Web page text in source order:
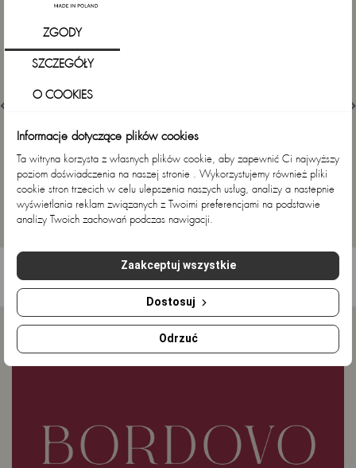
SUKIENKI SWETRY
MASZ PYTANIA DO ZAMÓWIENIA?
+48 607 256 545 HELLO@BORDOVO.PL
ZGODY
SZCZEGÓŁY
O COOKIES
Informacje dotyczące plików cookies
Ta witryna korzysta z własnych plików cookie, aby zapewnić Ci najwyższy
poziom doświadczenia na naszej stronie . Wykorzystujemy również pliki
cookie stron trzecich w celu ulepszenia naszych usług, analizy a nastepnie
wyświetlania reklam związanych z Twoimi preferencjami na podstawie
analizy Twoich zachowań podczas nawigacji.
Odrzuć
Dostosuj
Zaakceptuj wszystkie